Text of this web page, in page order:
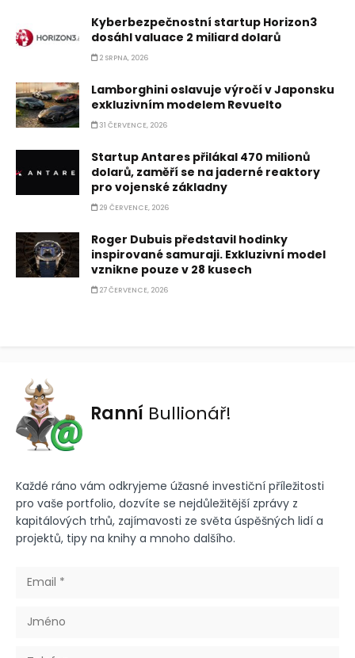
Kyberbezpečnostní startup Horizon3
dosáhl valuace 2 miliard dolarů
2 SRPNA, 2026
Lamborghini oslavuje výročí v Japonsku
exkluzivním modelem Revuelto
31 ČERVENCE, 2026
Startup Antares přilákal 470 milionů
dolarů, zaměří se na jaderné reaktory
pro vojenské základny
29 ČERVENCE, 2026
Roger Dubuis představil hodinky
inspirované samuraji. Exkluzivní model
vznikne pouze v 28 kusech
27 ČERVENCE, 2026
Ranní Bullionář!
Každé ráno vám odkryjeme úžasné investiční příležitosti
pro vaše portfolio, dozvíte se nejdůležitější zprávy z
kapitálových trhů, zajímavosti ze světa úspěšných lidí a
projektů, tipy na knihy a mnoho dalšího.